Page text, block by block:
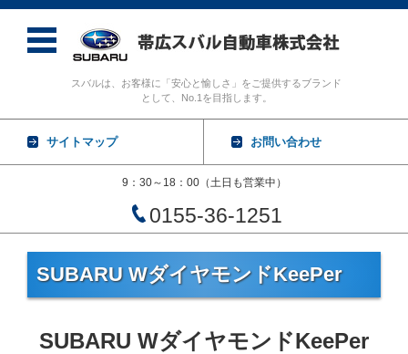
スバルは、お客様に「安心と愉しさ」をご提供するブランド
として、No.1を目指します。
サイトマップ お問い合わせ
9：30～18：00（土日も営業中）
0155-36-1251
コンテンツに移動
SUBARU WダイヤモンドKeePer
SUBARU WダイヤモンドKeePer